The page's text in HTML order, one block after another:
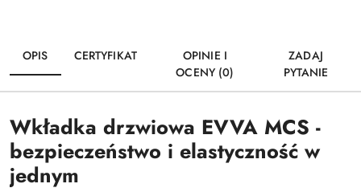
OPIS CERTYFIKAT
OPINIE I
OCENY (0)
ZADAJ
PYTANIE
Wkładka drzwiowa EVVA MCS -
bezpieczeństwo i elastyczność w
jednym